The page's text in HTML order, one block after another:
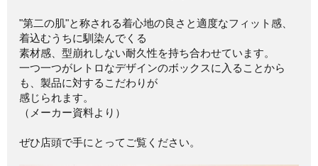
"第二の肌"と称される着心地の良さと適度なフィット感、
着込むうちに馴染んでくる
素材感、型崩れしない耐久性を持ち合わせています。
一つ一つがレトロなデザインのボックスに入ることから
も、製品に対するこだわりが
感じられます。
（メーカー資料より）
ぜひ店頭で手にとってご覧ください。